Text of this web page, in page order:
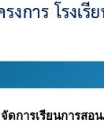
จัดการเรียนการสอ